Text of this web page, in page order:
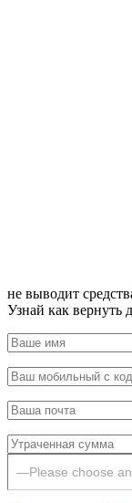
не выводит
Узнай как вернуть